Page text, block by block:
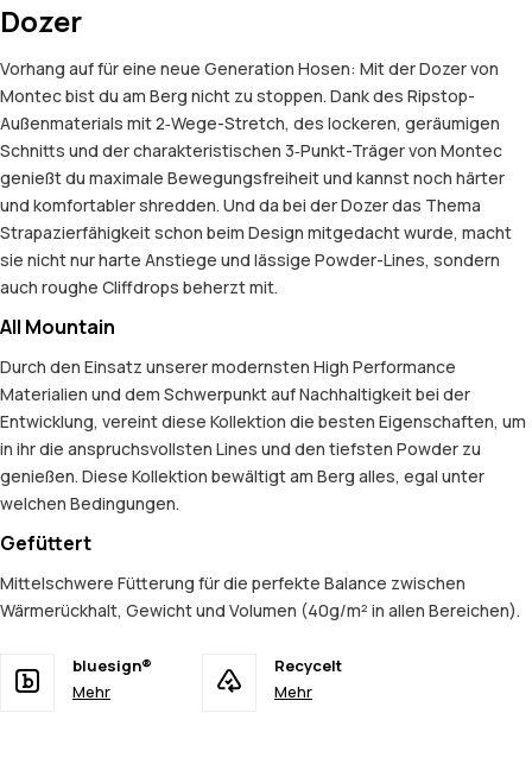
Dozer
Vorhang auf für eine neue Generation Hosen: Mit der Dozer von
Montec bist du am Berg nicht zu stoppen. Dank des Ripstop-
Außenmaterials mit 2‑Wege-Stretch, des lockeren, geräumigen
Schnitts und der charakteristischen 3‑Punkt-Träger von Montec
genießt du maximale Bewegungsfreiheit und kannst noch härter
und komfortabler shredden. Und da bei der Dozer das Thema
Strapazierfähigkeit schon beim Design mitgedacht wurde, macht
sie nicht nur harte Anstiege und lässige Powder-Lines, sondern
auch roughe Cliffdrops beherzt mit.
All Mountain
Durch den Einsatz unserer modernsten High Performance
Materialien und dem Schwerpunkt auf Nachhaltigkeit bei der
Entwicklung, vereint diese Kollektion die besten Eigenschaften, um
in ihr die anspruchsvollsten Lines und den tiefsten Powder zu
genießen. Diese Kollektion bewältigt am Berg alles, egal unter
welchen Bedingungen.
Gefüttert
Mittelschwere Fütterung für die perfekte Balance zwischen
Wärmerückhalt, Gewicht und Volumen (40g/m² in allen Bereichen).
bluesign®
Mehr
Recycelt
Mehr